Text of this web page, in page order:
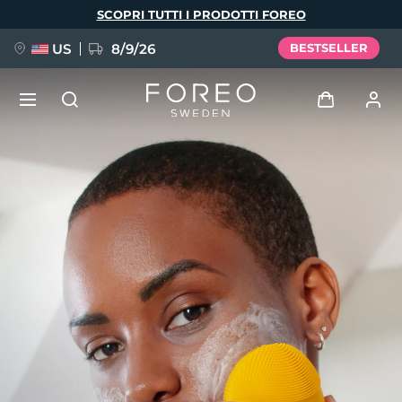
SCOPRI TUTTI I PRODOTTI FOREO
US 8/9/26 BESTSELLER
Profilo utente
I miei dispositivi
I miei ordini
I miei indirizzi
I miei abbonamenti
NUOVO
FAQ™ Pure Beauty-Tech Elixir
BREAKING NEWS
issa™ Teeth Whitening Set
Lingua
English Deutsch
Español
Français
Italiano
Português
Svenska
Русский
Türkçe
简体中文 繁體中文